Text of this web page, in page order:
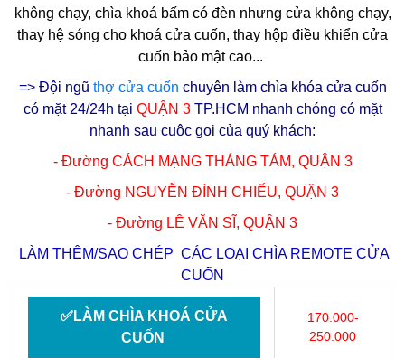
không chạy, chìa khoá bấm có đèn nhưng cửa không chạy,
thay hệ sóng cho khoá cửa cuốn, thay hộp điều khiển cửa
cuốn bảo mật cao...
=> Đội ngũ thợ cửa cuốn chuyên làm chìa khóa cửa cuốn
có mặt 24/24h tại QUẬN 3TP.HCM nhanh chóng có mặt
nhanh sau cuộc gọi của quý khách:
- Đường CÁCH MẠNG THÁNG TÁM, QUẬN 3
- Đường NGUYỄN ĐÌNH CHIỂU, QUẬN 3
- Đường LÊ VĂN SĨ, QUẬN 3
LÀM THÊM/SAO CHÉP CÁC LOẠI CHÌA REMOTE CỬA
CUỐN
✅LÀM CHÌA KHOÁ CỬA
CUỐN
170.000-
250.000